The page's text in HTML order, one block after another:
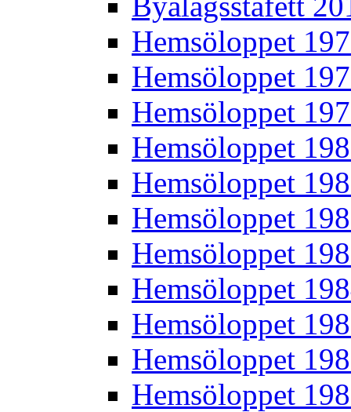
Hemsöloppet
Hemsöloppet
Hemsöloppet
Hemsöloppet
Hemsöloppet
Hemsöloppet
Hemsöloppet
Hemsöloppet
Hemsöloppet
Hemsöloppet
Hemsöloppet